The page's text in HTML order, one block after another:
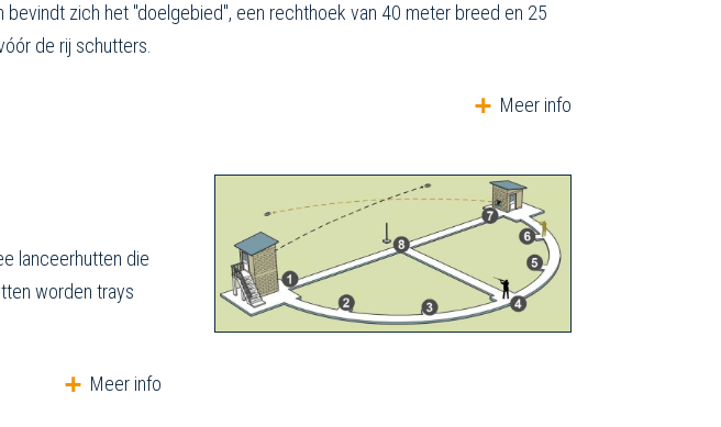
bevindt zich het "doelgebied", een rechthoek van 40 meter breed en 25
de rij schutters.
Meer info
lanceerhutten die
worden trays
Meer info